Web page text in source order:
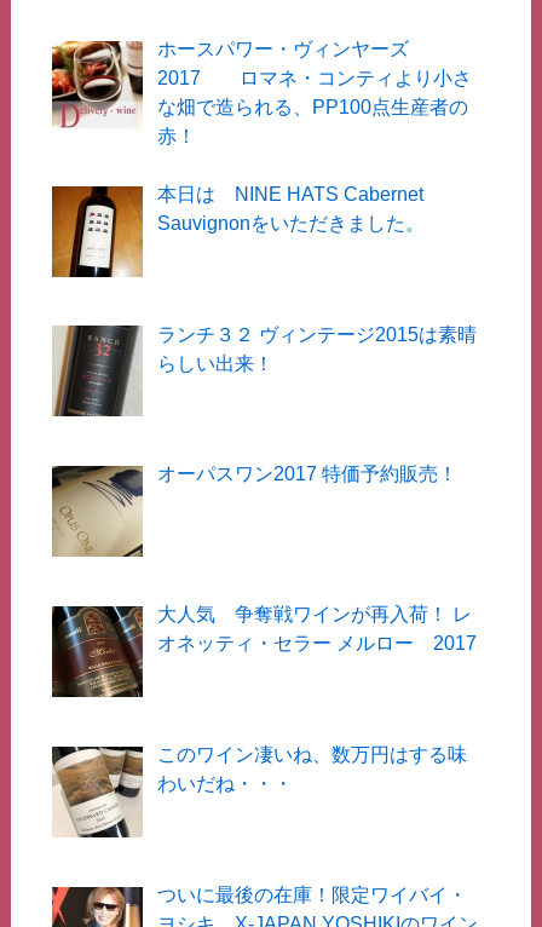
ホースパワー・ヴィンヤーズ
2017 ロマネ・コンティより小さ
な畑で造られる、PP100点生産者の
赤！
本日は NINE HATS Cabernet
Sauvignonをいただきました。
ランチ３２ ヴィンテージ2015は素晴
らしい出来！
オーパスワン2017 特価予約販売！
大人気 争奪戦ワインが再入荷！ レ
オネッティ・セラー メルロー 2017
このワイン凄いね、数万円はする味
わいだね・・・
ついに最後の在庫！限定ワイバイ・